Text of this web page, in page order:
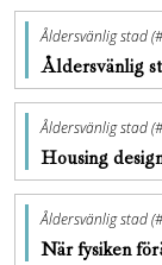
Åldersvänlig stad
Åldersvänlig
Åldersvänlig stad
Housing
Åldersvänlig stad
När fysiken